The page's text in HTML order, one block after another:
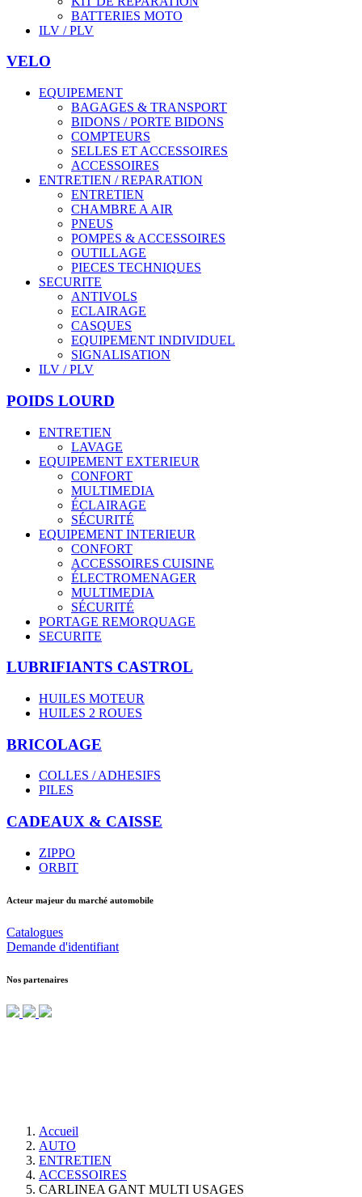
BATTERIES MOTO
ILV / PLV
VELO
EQUIPEMENT
BAGAGES & TRANSPORT
BIDONS / PORTE BIDONS
COMPTEURS
SELLES ET ACCESSOIRES
ACCESSOIRES
ENTRETIEN / REPARATION
ENTRETIEN
CHAMBRE A AIR
PNEUS
POMPES & ACCESSOIRES
OUTILLAGE
PIECES TECHNIQUES
SECURITE
ANTIVOLS
ECLAIRAGE
CASQUES
EQUIPEMENT INDIVIDUEL
SIGNALISATION
ILV / PLV
POIDS LOURD
ENTRETIEN
LAVAGE
EQUIPEMENT EXTERIEUR
CONFORT
MULTIMEDIA
ÉCLAIRAGE
SÉCURITÉ
EQUIPEMENT INTERIEUR
CONFORT
ACCESSOIRES CUISINE
ÉLECTROMENAGER
MULTIMEDIA
SÉCURITÉ
PORTAGE REMORQUAGE
SECURITE
LUBRIFIANTS CASTROL
HUILES MOTEUR
HUILES 2 ROUES
BRICOLAGE
COLLES / ADHESIFS
PILES
CADEAUX & CAISSE
ZIPPO
ORBIT
Acteur majeur du marché automobile
Catalogues
Demande d'identifiant
Nos partenaires
Accueil
AUTO
ENTRETIEN
ACCESSOIRES
CARLINEA GANT MULTI USAGES